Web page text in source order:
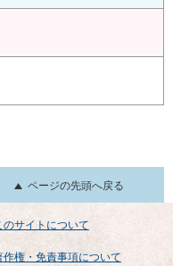
ページの先頭へ戻る
のサイトについて
作権・免責事項について